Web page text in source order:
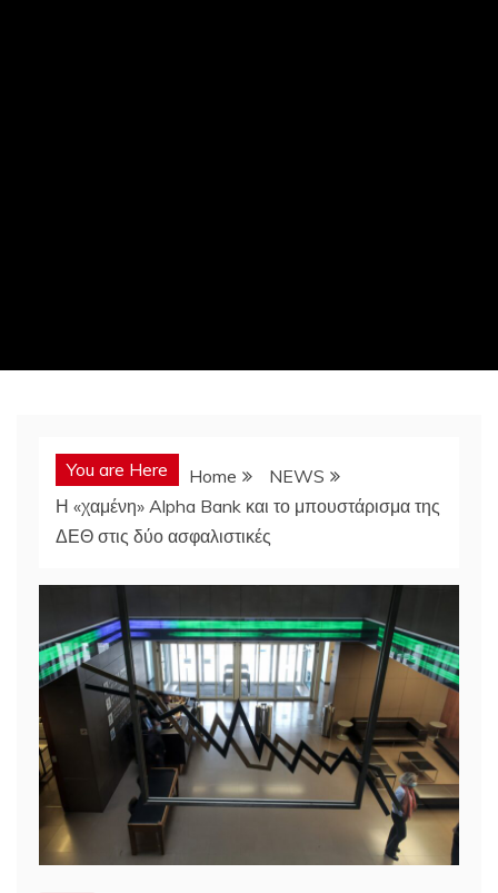
You are Here Home
NEWS
Η «χαμένη» Alpha Bank και το μπουστάρισμα της
ΔΕΘ στις δύο ασφαλιστικές